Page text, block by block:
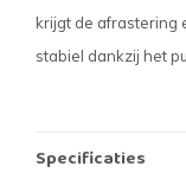
krijgt de afrastering
stabiel dankzij het
Specificaties